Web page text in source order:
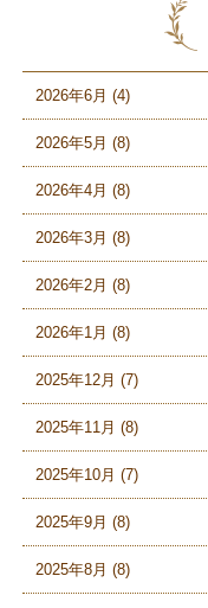
2026年6月 (4)
2026年5月 (8)
2026年4月 (8)
2026年3月 (8)
2026年2月 (8)
2026年1月 (8)
2025年12月 (7)
2025年11月 (8)
2025年10月 (7)
2025年9月 (8)
2025年8月 (8)